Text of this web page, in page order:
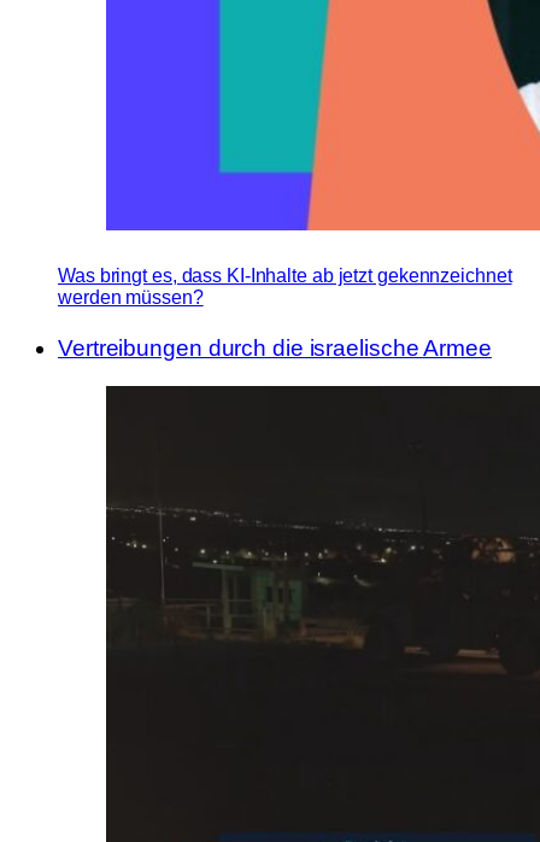
Was bringt es, dass KI-Inhalte ab jetzt gekennzeichnet
werden müssen?
Vertreibungen durch die israelische Armee